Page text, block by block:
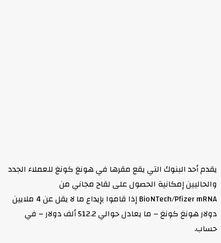
يقدم أحد البنوك التي يقع مقرها في هونغ كونغ للعملاء الجدد
والحاليين إمكانية الحصول على لقاح مجاني من
BioNTech/Pfizer mRNA إذا قاموا بإيداع ما لا يقل عن 4 ملايين
دولار هونغ كونغ – ما يعادل حوالي 512.2 ألف دولار – في
حساب.